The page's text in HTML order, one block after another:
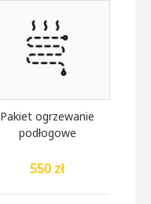
Pakiet ogrzewanie
podłogowe
550 zł